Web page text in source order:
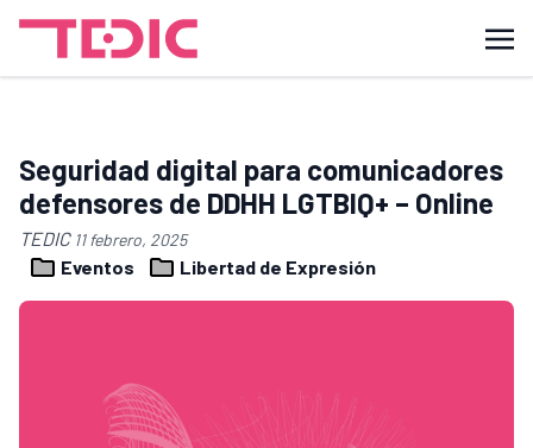
Seguridad digital para comunicadores
defensores de DDHH LGTBIQ+ – Online
TEDIC 11 febrero, 2025
Eventos Libertad de Expresión